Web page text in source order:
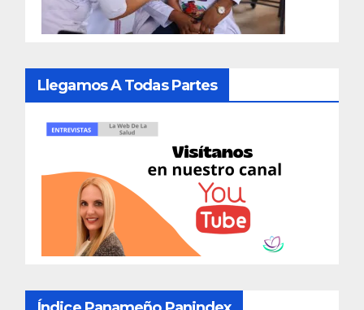
Llegamos A Todas Partes